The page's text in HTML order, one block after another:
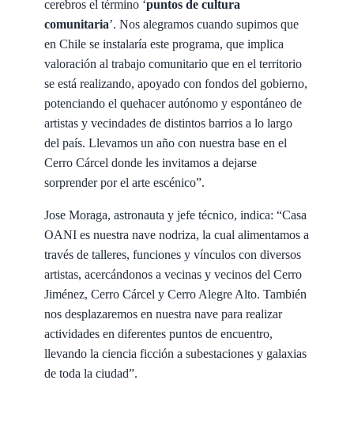
cerebros el término ‘puntos de cultura
comunitaria’. Nos alegramos cuando supimos que
en Chile se instalaría este programa, que implica
valoración al trabajo comunitario que en el territorio
se está realizando, apoyado con fondos del gobierno,
potenciando el quehacer autónomo y espontáneo de
artistas y vecindades de distintos barrios a lo largo
del país. Llevamos un año con nuestra base en el
Cerro Cárcel donde les invitamos a dejarse
sorprender por el arte escénico”.
Jose Moraga, astronauta y jefe técnico, indica: “Casa
OANI es nuestra nave nodriza, la cual alimentamos a
través de talleres, funciones y vínculos con diversos
artistas, acercándonos a vecinas y vecinos del Cerro
Jiménez, Cerro Cárcel y Cerro Alegre Alto. También
nos desplazaremos en nuestra nave para realizar
actividades en diferentes puntos de encuentro,
llevando la ciencia ficción a subestaciones y galaxias
de toda la ciudad”.